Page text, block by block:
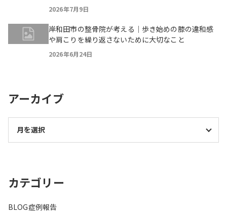
2026年7月9日
岸和田市の整骨院が考える｜歩き始めの膝の違和感
や肩こりを繰り返さないために大切なこと
2026年6月24日
アーカイブ
カテゴリー
BLOG症例報告